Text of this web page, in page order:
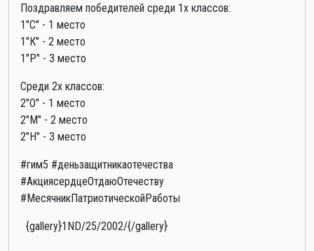
Поздравляем победителей среди 1х классов:
1"С" - 1 место
1"К" - 2 место
1"Р" - 3 место
Среди 2х классов:
2"О" - 1 место
2"М" - 2 место
2"Н" - 3 место
#гим5 #деньзащитникаотечества
#АкциясердцеОтдаюОтечеству
#МесячникПатриотическойРаботы
{gallery}1ND/25/2002/{/gallery}